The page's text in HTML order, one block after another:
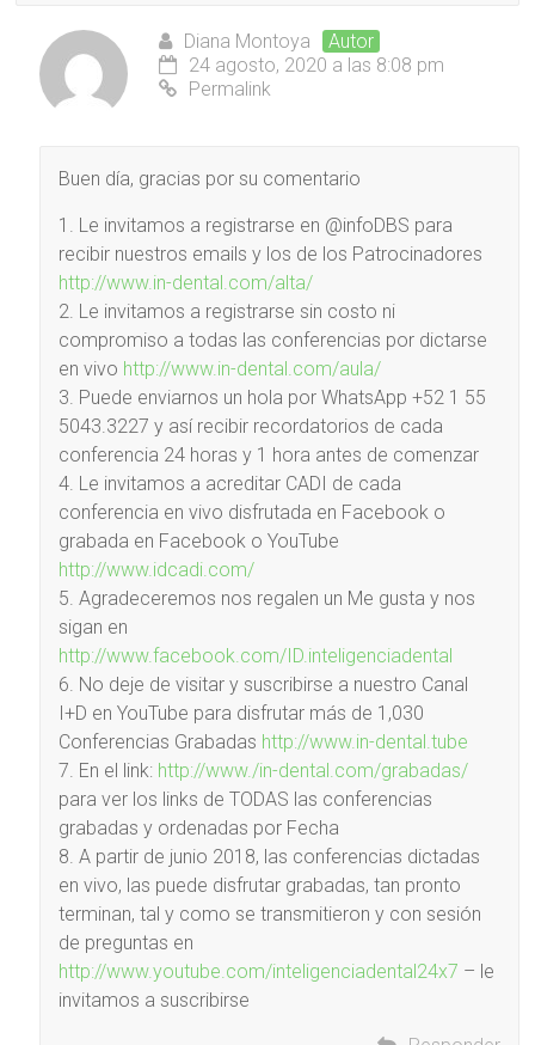
Diana Montoya
Autor
24 agosto, 2020 a las 8:08 pm
Permalink
Buen día, gracias por su comentario
1. Le invitamos a registrarse en @infoDBS para
recibir nuestros emails y los de los Patrocinadores
http://www.in-dental.com/alta/
2. Le invitamos a registrarse sin costo ni
compromiso a todas las conferencias por dictarse
en vivo http://www.in-dental.com/aula/
3. Puede enviarnos un hola por WhatsApp +52 1 55
5043.3227 y así recibir recordatorios de cada
conferencia 24 horas y 1 hora antes de comenzar
4. Le invitamos a acreditar CADI de cada
conferencia en vivo disfrutada en Facebook o
grabada en Facebook o YouTube
http://www.idcadi.com/
5. Agradeceremos nos regalen un Me gusta y nos
sigan en
http://www.facebook.com/ID.inteligenciadental
6. No deje de visitar y suscribirse a nuestro Canal
I+D en YouTube para disfrutar más de 1,030
Conferencias Grabadas http://www.in-dental.tube
7. En el link: http://www./in-dental.com/grabadas/
para ver los links de TODAS las conferencias
grabadas y ordenadas por Fecha
8. A partir de junio 2018, las conferencias dictadas
en vivo, las puede disfrutar grabadas, tan pronto
terminan, tal y como se transmitieron y con sesión
de preguntas en
http://www.youtube.com/inteligenciadental24x7 – le
invitamos a suscribirse